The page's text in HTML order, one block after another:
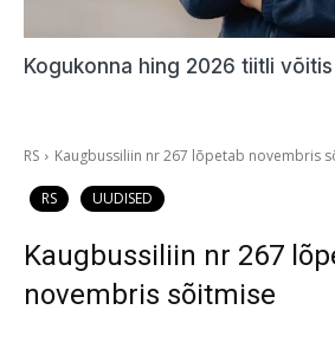
Kogukonna hing 2026 tiitli